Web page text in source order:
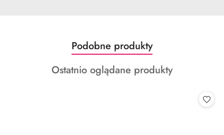
Pomiń karuzelę produktów
Produkty
o
statusie:
Podobne produkty
Produkty
Ostatnio oglądane produkty